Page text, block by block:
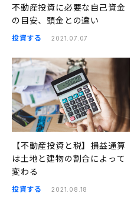
不動産投資に必要な自己資金
の目安、頭金との違い
投資する 2021.07.07
【不動産投資と税】損益通算
は土地と建物の割合によって
変わる
投資する 2021.08.18